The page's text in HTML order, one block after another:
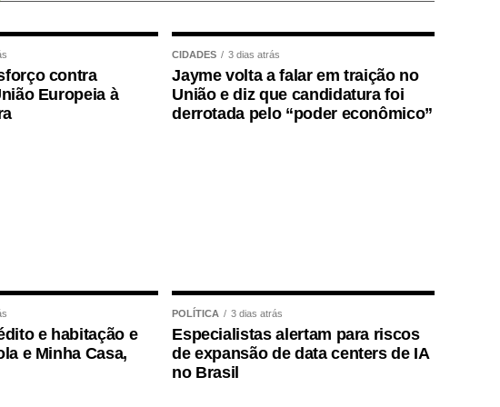
contra
Europeia à
CIDADES 3 dias atrás
Jayme volta a falar em traição no
União e diz que candidatura foi
derrotada pelo “poder econômico”
e habitação e
e Minha Casa,
POLÍTICA 3 dias atrás
Especialistas alertam para riscos
de expansão de data centers de IA
no Brasil